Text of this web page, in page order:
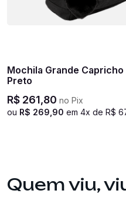
Mochila Grande
Preto
R$ 261,80 no Pix
ou R$ 269,90 em 4x de R$
Quem viu,